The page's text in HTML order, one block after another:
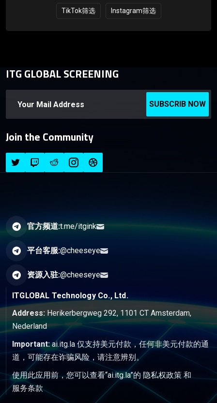
TikTok筛选 Instagram筛选
ITG GLOBAL SCREENING
SUBSCRIB NOW
Join the Community
官方频道:t.me/itgink
平台客服:@cheeseye
资源入驻:@cheeseye
ITGLOBAL Technology Co., Ltd.
Address: Herikerbergweg 292, 1101 CT Amsterdam,
Nederland
Important:ai.itg.la 仅支持美元付款，任何非美元付款的通
道，可能存在诈骗风险，请注意辨别。
使用此应用前，您可以查看“ai.itg.la”的隐私权政策和
服务条款